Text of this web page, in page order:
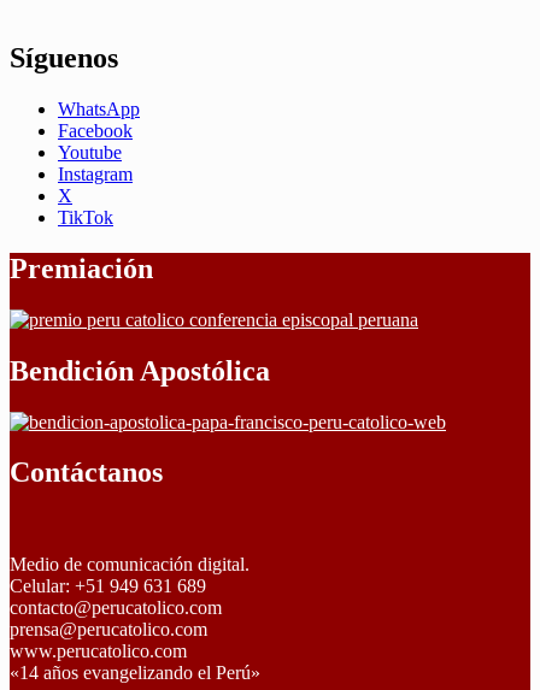
Síguenos
WhatsApp
Facebook
Youtube
Instagram
X
TikTok
Premiación
Bendición Apostólica
Contáctanos
Medio de comunicación digital.
Celular: +51 949 631 689
contacto@perucatolico.com
prensa@perucatolico.com
www.perucatolico.com
«14 años evangelizando el Perú»